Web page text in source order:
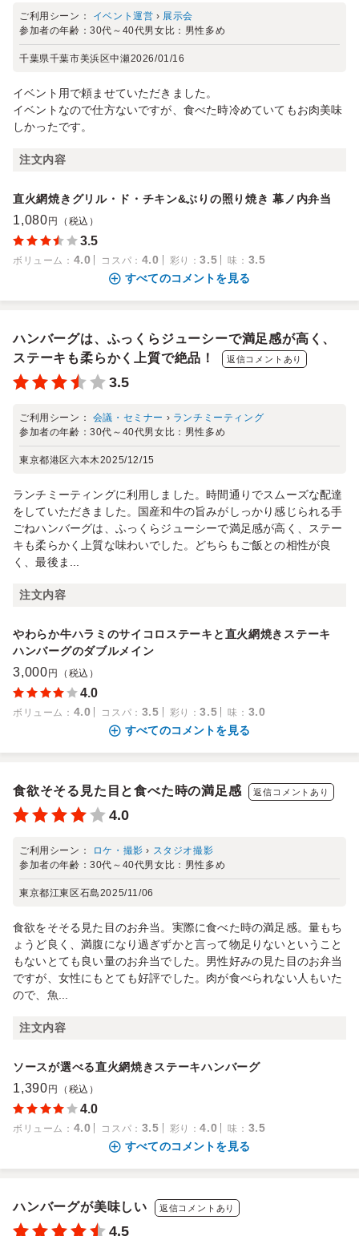
ご利用シーン： イベント運営 › 展示会
参加者の年齢：30代～40代男女比： 男性多め
千葉県千葉市美浜区中瀬2026/01/16
イベント用で頼ませていただきました。
イベントなので仕方ないですが、食べた時冷めていてもお肉美味
しかったです。
注文内容
直火網焼きグリル・ド・チキン&ぶりの照り焼き 幕ノ内弁当
1,080 円（税込）
3.5
ボリューム ： 4.0 コスパ ： 4.0 彩り ：3.5 味 ： 3.5
すべてのコメントを見る
ハンバーグは、ふっくらジューシーで満足感が高く、
ステーキも柔らかく上質で絶品！
返信コメントあり
3.5
ご利用シーン： 会議・セミナー › ランチミーティング
参加者の年齢：30代～40代男女比： 男性多め
東京都港区六本木2025/12/15
ランチミーティングに利用しました。時間通りでスムーズな配達
をしていただきました。国産和牛の旨みがしっかり感じられる手
ごねハンバーグは、ふっくらジューシーで満足感が高く、ステー
キも柔らかく上質な味わいでした。どちらもご飯との相性が良
く、最後ま...
注文内容
やわらか牛ハラミのサイコロステーキと直火網焼きステーキ
ハンバーグのダブルメイン
3,000 円（税込）
4.0
ボリューム ： 4.0 コスパ ： 3.5 彩り ：3.5 味 ： 3.0
すべてのコメントを見る
食欲そそる見た目と食べた時の満足感 返信コメントあり
4.0
ご利用シーン： ロケ・撮影 › スタジオ撮影
参加者の年齢：30代～40代男女比： 男性多め
東京都江東区石島2025/11/06
食欲をそそる見た目のお弁当。実際に食べた時の満足感。量もち
ょうど良く、満腹になり過ぎずかと言って物足りないということ
もないとても良い量のお弁当でした。男性好みの見た目のお弁当
ですが、女性にもとても好評でした。肉が食べられない人もいた
ので、魚...
注文内容
ソースが選べる直火網焼きステーキハンバーグ
1,390 円（税込）
4.0
ボリューム ： 4.0 コスパ ： 3.5 彩り ：4.0 味 ： 3.5
すべてのコメントを見る
ハンバーグが美味しい 返信コメントあり
4.5